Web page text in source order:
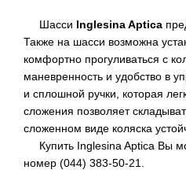
Шасси Inglesina Aptica
Также на шасси возможна
комфортно прогуливаться с
маневренность и удобство в
и сплошной ручки, которая
сложения позволяет
сложенном виде коляска
Купить Inglesina Aptica Вы
номер (044) 383-50-21.